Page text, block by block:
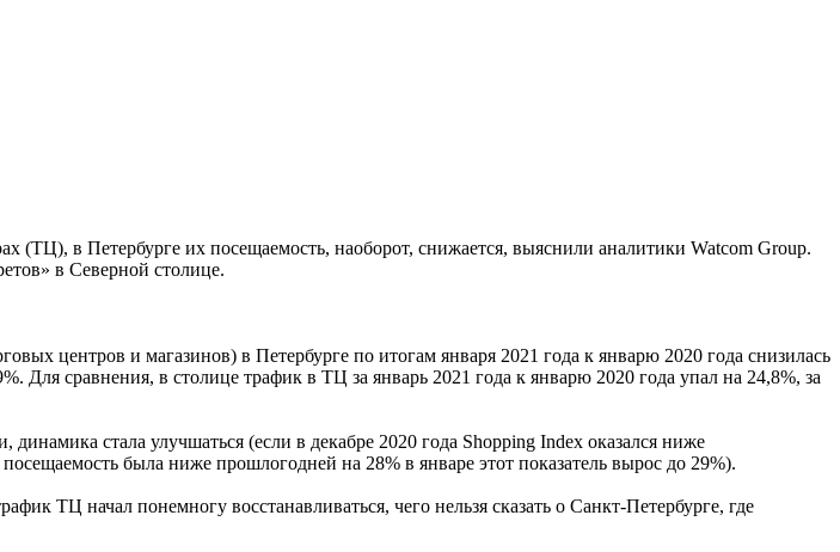
(ТЦ), в Петербурге их посещаемость, наоборот, снижается, выяснили аналитики Watcom Group.
в Северной столице.
центров и магазинов) в Петербурге по итогам января 2021 года к январю 2020 года снизилась
Для сравнения, в столице трафик в ТЦ за январь 2021 года к январю 2020 года упал на 24,8%, за
стала улучшаться (если в декабре 2020 года Shopping Index оказался ниже
была ниже прошлогодней на 28% в январе этот показатель вырос до 29%).
ТЦ начал понемногу восстанавливаться, чего нельзя сказать о Санкт-Петербурге, где